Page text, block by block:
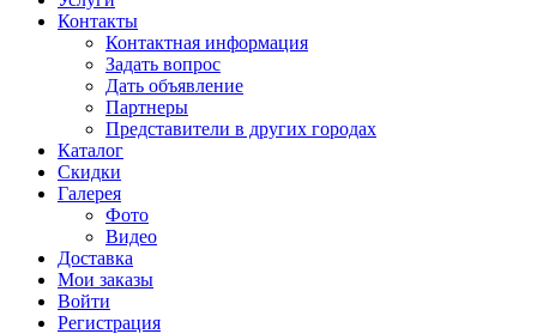
Контакты
Контактная информация
Задать вопрос
Дать объявление
Партнеры
Представители в других городах
Каталог
Скидки
Галерея
Фото
Видео
Доставка
Мои заказы
Войти
Регистрация